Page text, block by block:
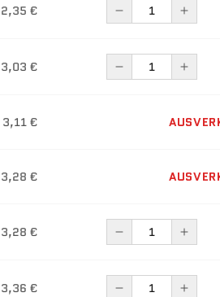
2,35 €
3,03 €
3,11 €
3,28 €
3,28 €
3,36 €